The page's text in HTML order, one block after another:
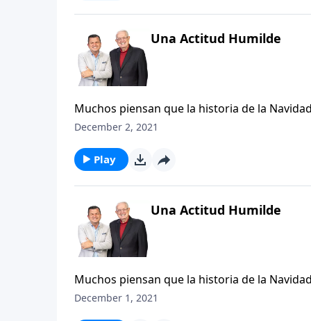
Una Actitud Humilde
Muchos piensan que la historia de la
hecho, comenzó muchísimo tiempo antes
December 2, 2021
Play
Una Actitud Humilde
Muchos piensan que la historia de la
hecho, comenzó muchísimo tiempo antes
December 1, 2021